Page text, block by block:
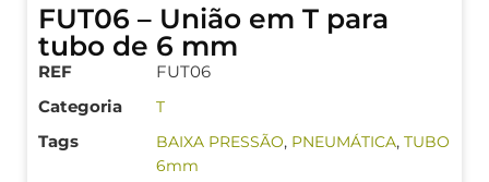
FUT06 – União em T para
tubo de 6 mm
REF
FUT06
Categoria
T
Tags BAIXA PRESSÃO, PNEUMÁTICA, TUBO
6mm